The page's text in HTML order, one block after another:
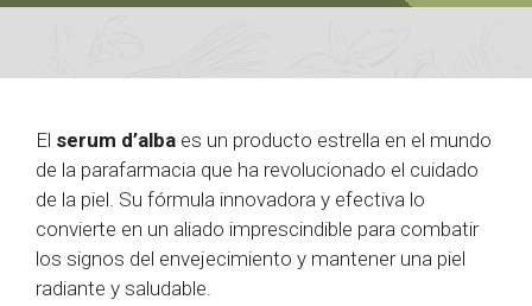
El serum d’alba es un producto estrella en el mundo
de la parafarmacia que ha revolucionado el cuidado
de la piel. Su fórmula innovadora y efectiva lo
convierte en un aliado imprescindible para combatir
los signos del envejecimiento y mantener una piel
radiante y saludable.